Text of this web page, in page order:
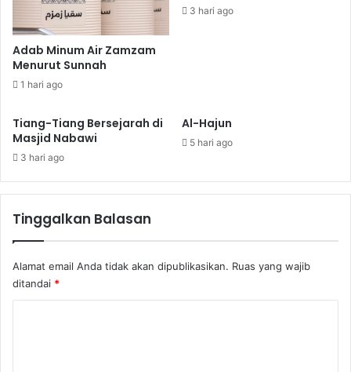
y
h
u
m
'
Adab Minum Air Zamzam
Menurut Sunnah
1 hari ago
3 hari ago
Tiang-Tiang Bersejarah di
Masjid Nabawi
3 hari ago
Al-Hajun
5 hari ago
Tinggalkan Balasan
Alamat email Anda tidak akan dipublikasikan. Ruas yang wajib
ditandai *